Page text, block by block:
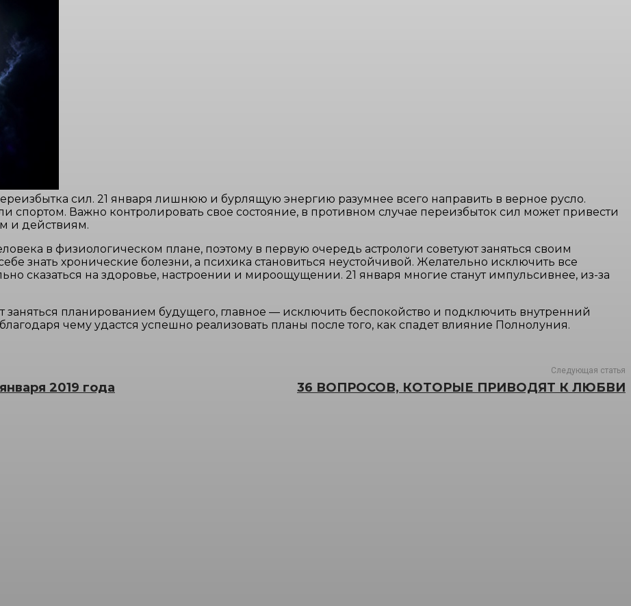
сил. 21 января лишнюю и бурлящую энергию разумнее всего направить в верное русло.
спортом. Важно контролировать свое состояние, в противном случае переизбыток сил может привести
и действиям.
в физиологическом плане, поэтому в первую очередь астрологи советуют заняться своим
знать хронические болезни, а психика становиться неустойчивой. Желательно исключить все
сказаться на здоровье, настроении и мироощущении. 21 января многие станут импульсивнее, из-за
планированием будущего, главное — исключить беспокойство и подключить внутренний
чему удастся успешно реализовать планы после того, как спадет влияние Полнолуния.
2019 года
Следующая статья
36 ВОПРОСОВ, КОТОРЫЕ ПРИВОДЯТ К ЛЮБВИ